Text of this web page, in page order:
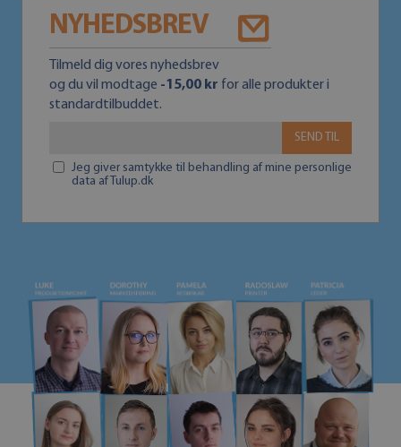
NYHEDSBREV
Tilmeld dig vores nyhedsbrev
og du vil modtage -15,00 kr for alle produkter i
standardtilbuddet.
SEND TIL
Jeg giver samtykke til behandling af mine personlige
data af Tulup.dk